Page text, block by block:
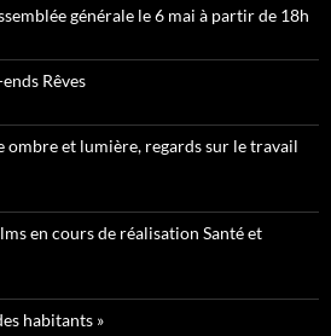
générale le 6 mai à partir de 18h
Rêves
et lumière, regards sur le travail
en cours de réalisation Santé et
habitants »